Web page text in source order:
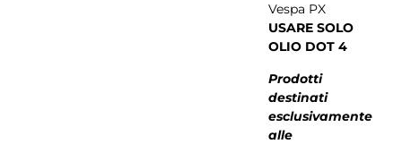
Vespa PX
USARE SOLO
OLIO DOT 4
Prodotti
destinati
esclusivamente
alle